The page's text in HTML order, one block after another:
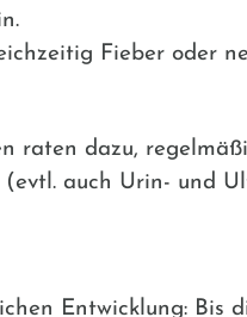
Fieber oder
raten dazu,
auch Urin- und
Entwicklung: Bis